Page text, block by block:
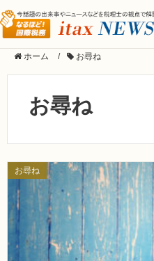
ホーム / お尋ね
お尋ね
お尋ね